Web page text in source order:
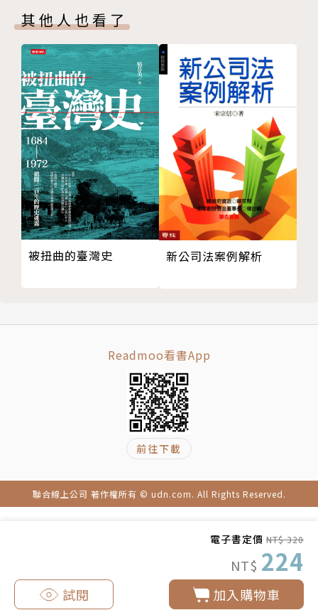
電子書定價 NT$ 320
NT$ 224
加入購物車
試閱
敦T. Fisher Unwin Ltd）。其一生著作豐富，除了遊
記和小說創作、歷史事件的研究外，還有對北婆羅洲原
住民族的民族誌寫作。他曾經是英國皇家地理學會、皇
家人類學會會員，1933年成為金雞出版社（Golden C
ockerel Press）的合夥人，在二戰期間任職情報部，
負責編寫文宣書籍，介紹英國在戰爭時期的貢獻和努
力。
譯者簡介 |
蔡耀緯，臺灣大學歷史研究所碩士，現任職於永樂座。
譯有《臺灣邊疆的治理與政治經濟（1600-1800）》
（2016，合譯）等。
巴達維亞的救援遠征軍
滿清的提議與卡烏的變節
不屈不撓的揆一
熱蘭遮城投降
國姓爺的人格
第四章 古都臺南
教育的普及
長老教會學校與醫院
中國式寺廟、燈籠繪師
製鹽和專賣制度
混種船隻
日式菜餚
第五章 山林的財富
阿里山
製茶業
烏龍茶
報社印刷廠及其他景點
開發與建設
其他人也看了
被扭曲的臺灣史 新公司法案例解析
Readmoo看書App
前往下載
聯合線上公司 著作權所有 © udn.com. All Rights Reserved.